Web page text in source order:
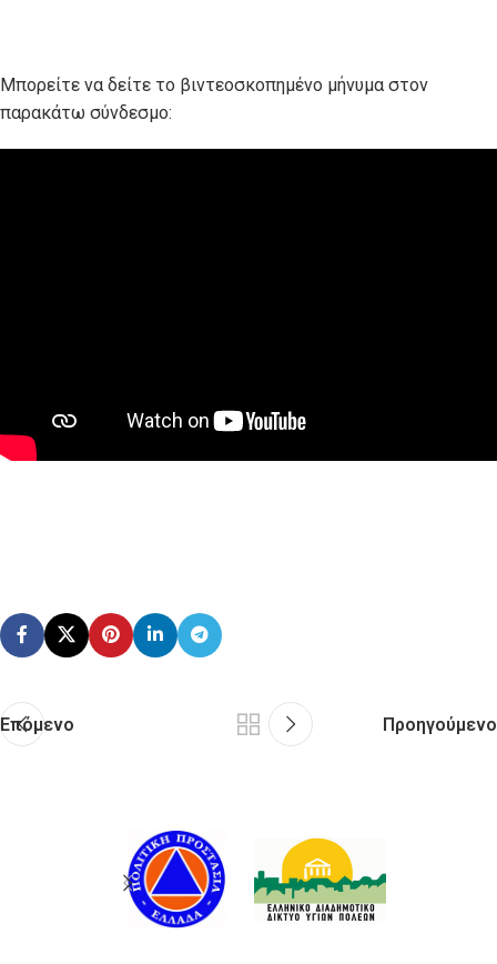
Μπορείτε να δείτε το βιντεοσκοπημένο μήνυμα στον
παρακάτω σύνδεσμο:
Επόμενο Προηγούμενο